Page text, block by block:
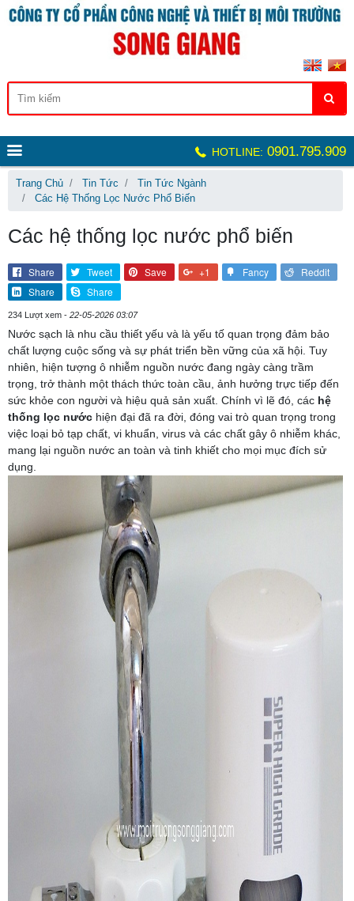
HOTLINE: 0901.795.909
Trang Chủ Tin Tức
Tin Tức Ngành
Các Hệ Thống Lọc Nước Phổ Biến
Các hệ thống lọc nước phổ biến
Share Tweet Save +1 Fancy
Reddit
Share
Share
234 Lượt xem - 22-05-2026 03:07
Nước sạch là nhu cầu thiết yếu và là yếu tố quan trọng đảm bảo
chất lượng cuộc sống và sự phát triển bền vững của xã hội. Tuy
nhiên, hiện tượng ô nhiễm nguồn nước đang ngày càng trầm
trọng, trở thành một thách thức toàn cầu, ảnh hưởng trực tiếp đến
sức khỏe con người và hiệu quả sản xuất. Chính vì lẽ đó, các hệ
thống lọc nước hiện đại đã ra đời, đóng vai trò quan trọng trong
việc loại bỏ tạp chất, vi khuẩn, virus và các chất gây ô nhiễm khác,
mang lại nguồn nước an toàn và tinh khiết cho mọi mục đích sử
dụng.